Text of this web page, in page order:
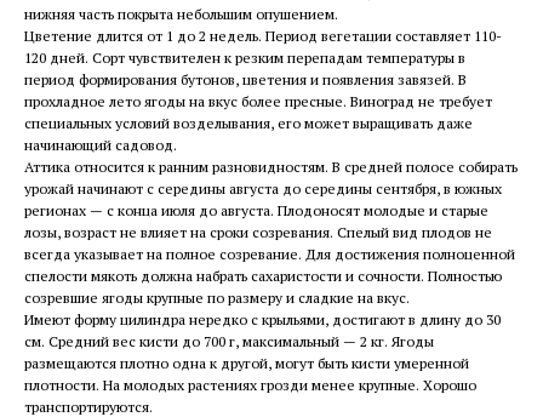
нижняя часть покрыта небольшим опушением.
Цветение длится от 1 до 2 недель. Период вегетации составляет 110-
120 дней. Сорт чувствителен к резким перепадам температуры в
период формирования бутонов, цветения и появления завязей. В
прохладное лето ягоды на вкус более пресные. Виноград не требует
специальных условий возделывания, его может выращивать даже
начинающий садовод.
Аттика относится к ранним разновидностям. В средней полосе собирать
урожай начинают с середины августа до середины сентября, в южных
регионах — с конца июля до августа. Плодоносят молодые и старые
лозы, возраст не влияет на сроки созревания. Спелый вид плодов не
всегда указывает на полное созревание. Для достижения полноценной
спелости мякоть должна набрать сахаристости и сочности. Полностью
созревшие ягоды крупные по размеру и сладкие на вкус.
Имеют форму цилиндра нередко с крыльями, достигают в длину до 30
см. Средний вес кисти до 700 г, максимальный — 2 кг. Ягоды
размещаются плотно одна к другой, могут быть кисти умеренной
плотности. На молодых растениях грозди менее крупные. Хорошо
транспортируются.